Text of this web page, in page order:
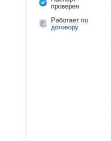
проверен
Работает по
договору